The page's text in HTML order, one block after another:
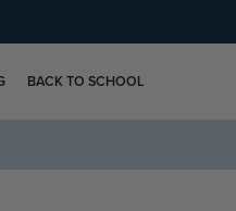
BACK TO SCHOOL